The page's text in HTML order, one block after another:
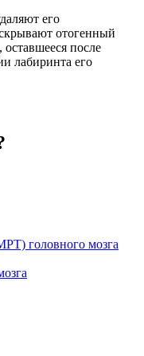
его
отогенный
оставшееся после
лабиринта его
головного мозга